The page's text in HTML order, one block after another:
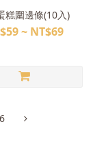
糕圍邊條(10入)
~ NT$69
6